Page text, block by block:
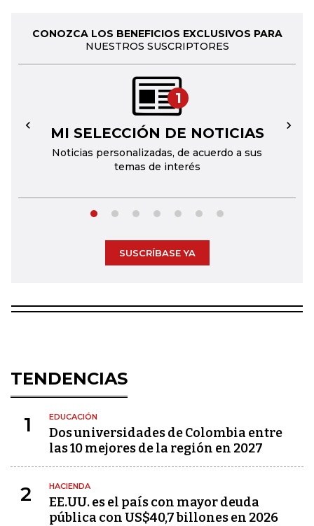
CONOZCA LOS BENEFICIOS EXCLUSIVOS PARA
NUESTROS SUSCRIPTORES
1
MI SELECCIÓN DE NOTICIAS
Noticias personalizadas, de acuerdo a sus
temas de interés
← →
SUSCRÍBASE YA
TENDENCIAS
1 EDUCACIÓN
Dos universidades de Colombia entre
las 10 mejores de la región en 2027
2 HACIENDA
EE.UU. es el país con mayor deuda
pública con US$40,7 billones en 2026